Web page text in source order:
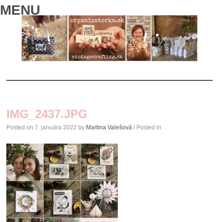
MENU
CONTENT
IMG_2437.JPG
Posted on7. januára 2022 by Martina Valešová / Posted in